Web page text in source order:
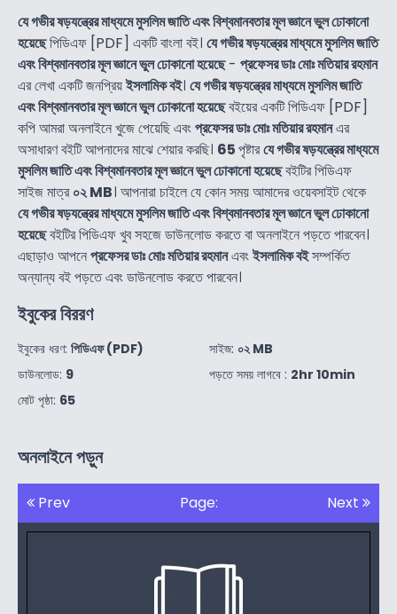
যে গভীর ষড়যন্ত্রের মাধ্যমে মুসলিম জাতি এবং বিশ্বমানবতার মূল জ্ঞানে ভুল ঢোকানো
হয়েছেপিডিএফ [PDF] একটি বাংলা বই। যে গভীর ষড়যন্ত্রের মাধ্যমে মুসলিম জাতি
এবং বিশ্বমানবতার মূল জ্ঞানে ভুল ঢোকানো হয়েছে- প্রফেসর ডাঃ মোঃ মতিয়ার রহমান
এর লেখা একটি জনপ্রিয়ইসলামিক বই। যে গভীর ষড়যন্ত্রের মাধ্যমে মুসলিম জাতি
এবং বিশ্বমানবতার মূল জ্ঞানে ভুল ঢোকানো হয়েছেবইয়ের একটি পিডিএফ [PDF]
কপি আমরা অনলাইনে খুজে পেয়েছি এবংপ্রফেসর ডাঃ মোঃ মতিয়ার রহমানএর
অসাধারণ বইটি আপনাদের মাঝে শেয়ার করছি। 65পৃষ্টারযে গভীর ষড়যন্ত্রের মাধ্যমে
মুসলিম জাতি এবং বিশ্বমানবতার মূল জ্ঞানে ভুল ঢোকানো হয়েছেবইটির পিডিএফ
সাইজ মাত্র০২ MB। আপনারা চাইলে যে কোন সময় আমাদের ওয়েবসাইট থেকে
যে গভীর ষড়যন্ত্রের মাধ্যমে মুসলিম জাতি এবং বিশ্বমানবতার মূল জ্ঞানে ভুল ঢোকানো
হয়েছেবইটির পিডিএফ খুব সহজে ডাউনলোড করতে বা অনলাইনে পড়তে পারবেন।
এছাড়াও আপনেপ্রফেসর ডাঃ মোঃ মতিয়ার রহমানএবংইসলামিক বইসম্পর্কিত
অন্যান্য বই পড়তে এবং ডাউনলোড করতে পারবেন।
ইবুকের বিররণ
ইবুকের ধরণ: পিডিএফ (PDF)
ডাউনলোড: 9
মোট পৃষ্ঠা: 65
সাইজ: ০২ MB
পড়তে সময় লাগবে : 2hr 10min
অনলাইনে পড়ুন
Prev Page: Next